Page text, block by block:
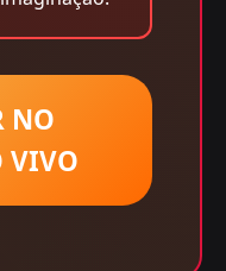
NO
VIVO